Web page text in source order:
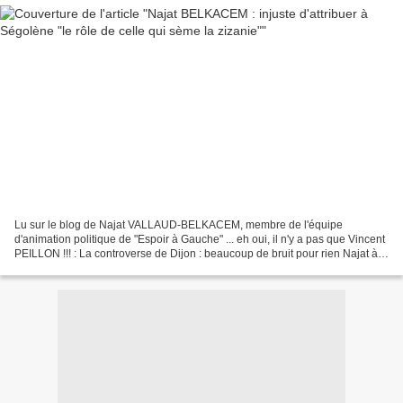
Lu sur le blog de Najat VALLAUD-BELKACEM, membre de l'équipe
d'animation politique de "Espoir à Gauche" ... eh oui, il n'y a pas que Vincent
PEILLON !!! : La controverse de Dijon : beaucoup de bruit pour rien Najat à